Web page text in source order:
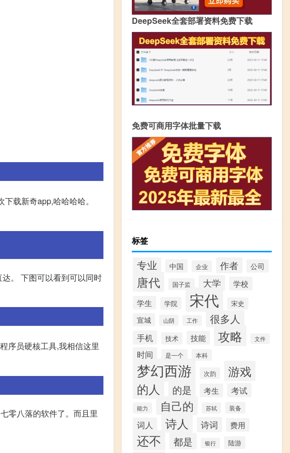
载新奇app,哈哈哈哈。
。 下图可以看到可以同时
序员硬核工具,我相信这里
零八落的软件了。而且里
DeepSeek全套部署资料免费下载
免费可商用字体批量下载
标签
专业 中国 企业 作者 公司
唐代 国子监 大学
学校
学生
学院 宋代 宋史
宣城 山阴 工作 很多人
手机 技术 技能 攻略 文件
时间 是一个 本科
梦幻西游 次韵
游戏
的人
的是 考生 考试
能力 自己的 苏轼 装备
词人 诗人 诗词 费用
还不 都是 银行 陆游